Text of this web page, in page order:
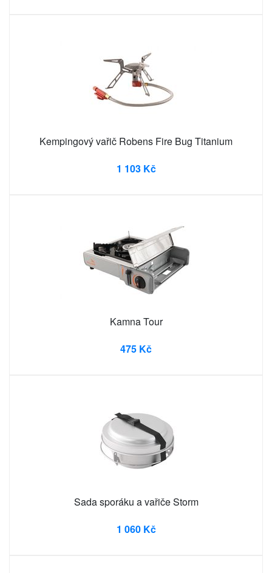
Kempingový vařič Robens Fire Bug Titanium
1 103 Kč
Kamna Tour
475 Kč
Sada sporáku a vařiče Storm
1 060 Kč